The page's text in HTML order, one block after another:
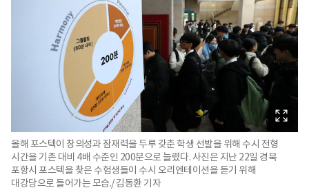
올해 포스텍이 창의성과 잠재력을 두루 갖춘 학생 선발을 위해 수시 전형
시간을 기존 대비 4배 수준인 200분으로 늘렸다. 사진은 지난 22일 경북
포항시 포스텍을 찾은 수험생들이 수시 오리엔테이션을 듣기 위해
대강당으로 들어가는 모습./ 김동환 기자